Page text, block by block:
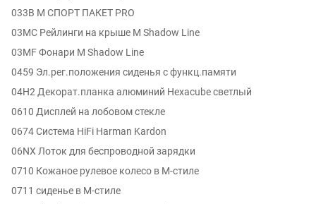
033B М СПОРТ ПАКЕТ PRO
03MC Рейлинги на крыше M Shadow Line
03MF Фонари М Shadow Line
0459 Эл.рег.положения сиденья с функц.памяти
04H2 Декорат.планка алюминий Hexacube светлый
0610 Дисплей на лобовом стекле
0674 Система HiFi Harman Kardon
06NX Лоток для беспроводной зарядки
0710 Кожаное рулевое колесо в M-стиле
0711 сиденье в M-стиле